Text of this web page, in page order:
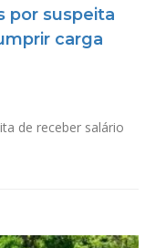
por suspeita
carga
de receber salário